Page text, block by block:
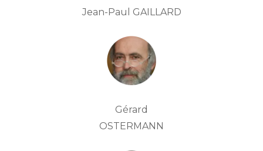
Jean-Paul GAILLARD
Gérard
OSTERMANN